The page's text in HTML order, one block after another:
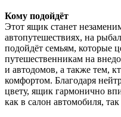
Кому подойдёт
Этот ящик станет
автопутешествиях, на
подойдёт семьям, которые
путешественникам на
и автодомов, а также тем,
комфортом. Благодаря
цвету, ящик гармонично
как в салон автомобиля,